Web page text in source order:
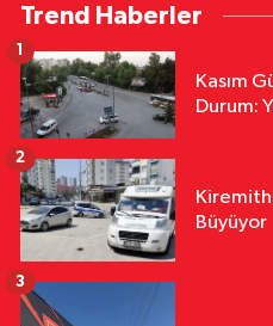
Trend Haberler
Kasım
Durum:
1
Büyüyor
2
3